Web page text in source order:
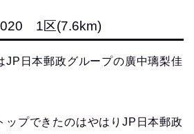
1区(7.6km)
JP日本郵政グループの廣中璃梨佳
ップできたのはやはりJP日本郵政